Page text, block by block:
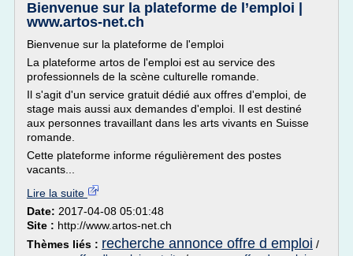
Bienvenue sur la plateforme de l’emploi |
www.artos-net.ch
Bienvenue sur la plateforme de l'emploi
La plateforme artos de l'emploi est au service des
professionnels de la scène culturelle romande.
Il s'agit d'un service gratuit dédié aux offres d'emploi, de
stage mais aussi aux demandes d'emploi. Il est destiné
aux personnes travaillant dans les arts vivants en Suisse
romande.
Cette plateforme informe régulièrement des postes
vacants...
Lire la suite
Date: 2017-04-08 05:01:48
Site : http://www.artos-net.ch
Thèmes liés : recherche annonce offre d emploi /